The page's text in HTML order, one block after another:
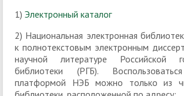
1) Электронный каталог
2) Национальная электронная
к полнотекстовым электронным
научной литературе Российской
библиотеки (РГБ).
платформой НЭБ можно только из